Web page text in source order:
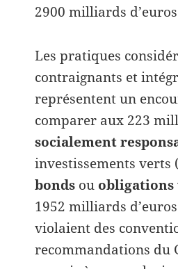
2900 milliards
Les pratiques
contraignants et
représentent un
comparer aux 223
socialement
investissements
bonds ou obligations
1952 milliards
violaient des
recommandations du